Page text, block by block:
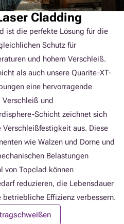
Cladding
ist die perfekte Lösung für die
Schutz für
und hohem Verschleiß.
als auch unsere Quarite-XT-
eine hervorragende
und
Schicht zeichnet sich
aus. Diese
wie Walzen und Dorne und
Belastungen
von Topclad können
reduzieren, die Lebensdauer
Effizienz verbessern.